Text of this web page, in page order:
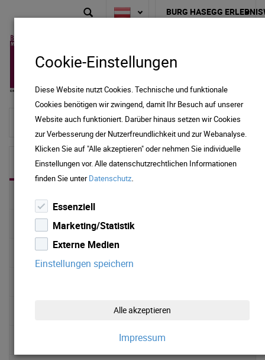
BURG HASEGG
zur Startseite
Burg Hasegg Erlebniswelt
FÜHRUNGEN
Münze Hall
Cookie-Einstellungen
Diese Website nutzt Cookies. Technische und funktionale
Cookies benötigen wir zwingend, damit Ihr Besuch auf unserer
Website auch funktioniert. Darüber hinaus setzen wir Cookies
zur Verbesserung der Nutzerfreundlichkeit und zur Webanalyse.
Klicken Sie auf "Alle akzeptieren" oder nehmen Sie individuelle
Einstellungen vor. Alle datenschutzrechtlichen Informationen
finden Sie unterDatenschutz.
Essenziell
Marketing/Statistik
Externe Medien
Einstellungen speichern
Alle akzeptieren
Impressum